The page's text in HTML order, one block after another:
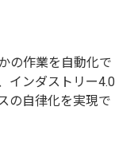
版ものづく
り白書をベ
ースに、製
造業におけ
の作業を自動化で
インダストリー4.0
の自律化を実現で